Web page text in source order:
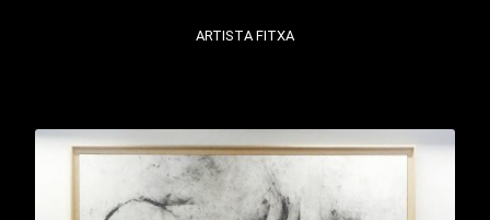
ARTISTA FITXA